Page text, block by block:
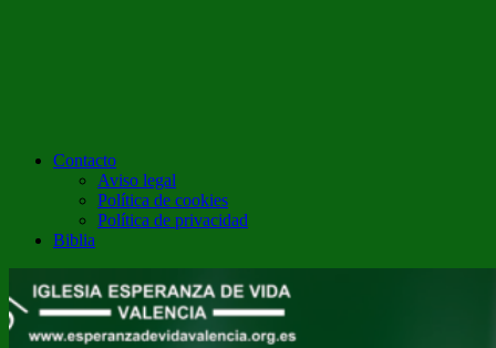
Contacto
Aviso legal
Política de cookies
Política de privacidad
Biblia